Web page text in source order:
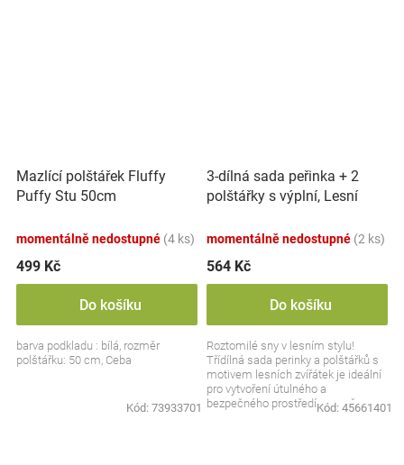
Mazlící polštářek Fluffy
Puffy Stu 50cm
momentálně nedostupné (4 ks)
499 Kč
Do košíku
barva podkladu : bílá, rozměr
polštářku: 50 cm, Ceba
Kód: 73933701
3-dílná sada peřinka + 2
polštářky s výplní, Lesní
momentálně nedostupné (2 ks)
564 Kč
Do košíku
Roztomilé sny v lesním stylu!
Třídílná sada perinky a polštářků s
motivem lesních zvířátek je ideální
pro vytvoření útulného a
bezpečného prostředí pro vaše
Kód: 45661401